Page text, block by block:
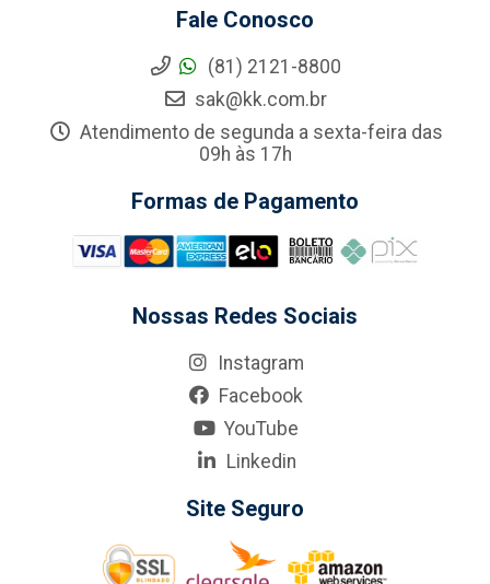
Fale Conosco
(81) 2121-8800
sak@kk.com.br
Atendimento de segunda a sexta-feira das
09h às 17h
Formas de Pagamento
Nossas Redes Sociais
Instagram
Facebook
YouTube
Linkedin
Site Seguro